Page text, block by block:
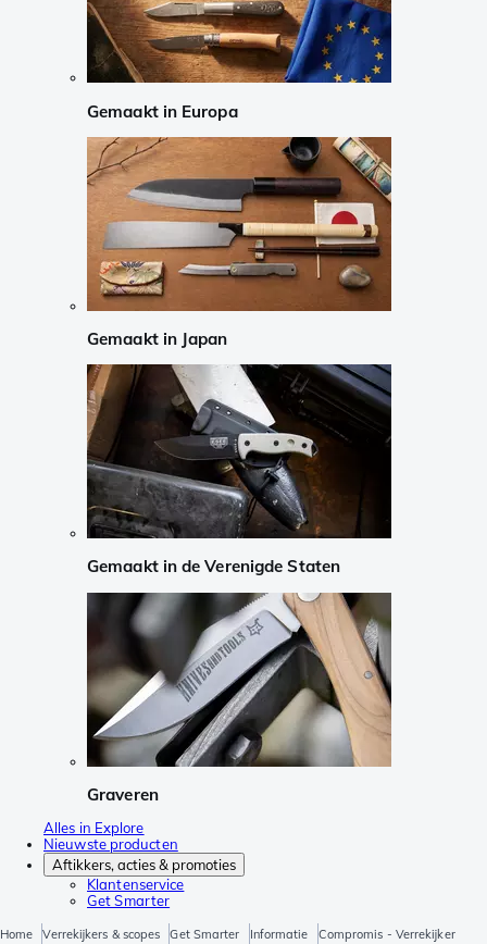
Gemaakt in Europa
Gemaakt in Japan
Gemaakt in de Verenigde Staten
Graveren
Alles in Explore
Nieuwste producten
Aftikkers, acties & promoties
Klantenservice
Get Smarter
Home Verrekijkers & scopes Get Smarter Informatie Compromis - Verrekijker